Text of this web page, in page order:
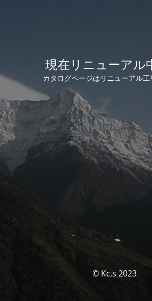
現在リニューアル
カタログページはリニューアル工
© Kc,s 2023